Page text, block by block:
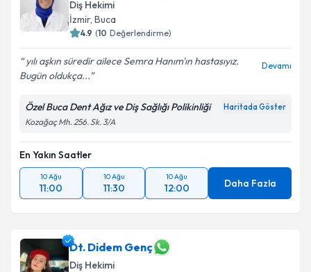
Diş Hekimi
İzmir, Buca
4.9 (10 Değerlendirme)
yılı aşkın süredir ailece Semra Hanım'ın hastasıyız.
Bugün oldukça...
Devamı
Özel Buca Dent Ağız ve Diş Sağlığı Polikinliği Haritada Göster
Kozağaç Mh. 256. Sk. 3/A
En Yakın Saatler
10 Ağu
11:00
10 Ağu
11:30
10 Ağu
12:00 Daha Fazla
Dt. Didem Genç
Diş Hekimi